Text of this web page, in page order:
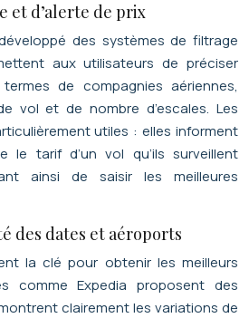
et d’alerte de prix
des systèmes de filtrage
aux utilisateurs de préciser
de compagnies aériennes,
vol et de nombre d’escales. Les
utiles : elles informent
le tarif d’un vol qu’ils surveillent
ainsi de saisir les meilleures
des dates et aéroports
la clé pour obtenir les meilleurs
comme Expedia proposent des
clairement les variations de